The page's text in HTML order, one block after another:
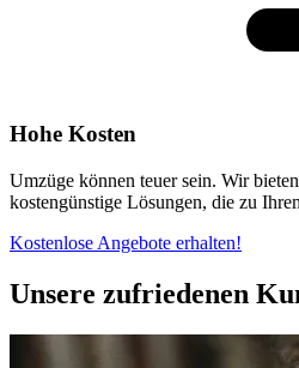
Hohe Kosten
Umzüge können teuer sein. Wir
kostengünstige Lösungen, die zu
Kostenlose Angebote erhalten!
Unsere zufriedenen